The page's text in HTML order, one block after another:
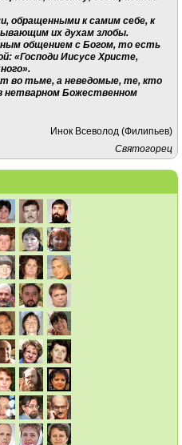
обращенными к самим себе, к
их духам злобы.
общением с Богом, то есть
«Господи Иисусе Христе,
во тьме, а неведомые, те, кто
нетварном Божественном
Инок Всеволод (Филипьев)
Святогорец